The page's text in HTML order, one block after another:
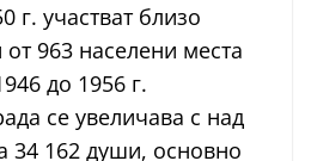
г. участват близо
963 населени места
до 1956 г.
се увеличава с над
34 162 души, основно